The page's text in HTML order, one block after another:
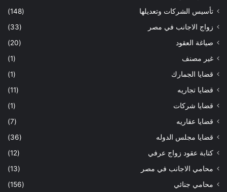
تأسيس الشركات وتعديلها
(148)
زواج الاجانب في مصر
(33)
صياغة العقود
(20)
غير مصنف
(1)
قضايا الجمارك
(1)
قضايا تجاريه
(11)
قضايا شركات
(1)
قضايا عقاريه
(7)
قضايا مجلس الدوله
(36)
كتابة عقود زواج عرفي
(12)
محامي الاجانب في مصر
(13)
محامي جنائي
(156)